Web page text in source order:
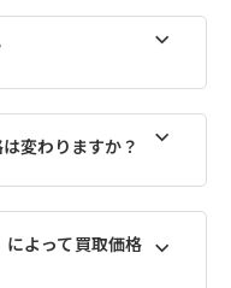
変わりますか？
よって買取価格